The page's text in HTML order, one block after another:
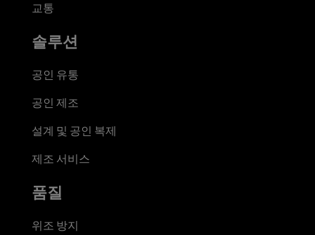
교통
솔루션
공인 유통
공인 제조
설계 및 공인 복제
제조 서비스
품질
위조 방지